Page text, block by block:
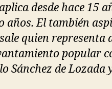
desde hace 15
años. El también
quien representa
popular
Sánchez de Lozada